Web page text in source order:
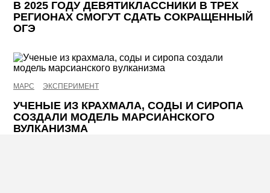
В 2025 ГОДУ ДЕВЯТИКЛАССНИКИ В ТРЕХ
РЕГИОНАХ СМОГУТ СДАТЬ СОКРАЩЕННЫЙ
ОГЭ
МАРС ЭКСПЕРИМЕНТ
УЧЕНЫЕ ИЗ КРАХМАЛА, СОДЫ И СИРОПА
СОЗДАЛИ МОДЕЛЬ МАРСИАНСКОГО
ВУЛКАНИЗМА